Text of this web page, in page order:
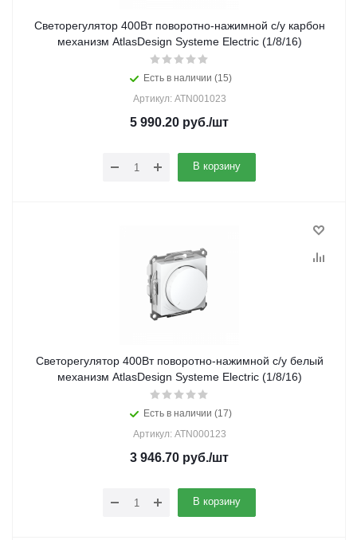
Светорегулятор 400Вт поворотно-нажимной с/у карбон
механизм AtlasDesign Systeme Electric (1/8/16)
Есть в наличии (15)
Артикул: ATN001023
5 990.20 руб./шт
В корзину
Светорегулятор 400Вт поворотно-нажимной с/у белый
механизм AtlasDesign Systeme Electric (1/8/16)
Есть в наличии (17)
Артикул: ATN000123
3 946.70 руб./шт
В корзину